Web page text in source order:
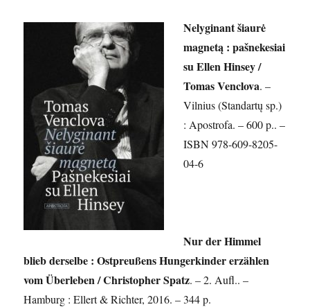
Nelyginant šiaurė
magnetą : pašnekesiai
su Ellen Hinsey /
Tomas Venclova. –
Vilnius (Standartų sp.)
: Apostrofa. – 600 p.. –
ISBN 978-609-8205-
04-6
Nur der Himmel
blieb derselbe : Ostpreußens Hungerkinder erzählen
vom Überleben / Christopher Spatz. – 2. Aufl.. –
Hamburg : Ellert & Richter, 2016. – 344 p.